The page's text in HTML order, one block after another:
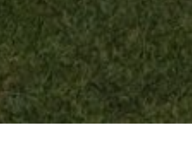
NUESTROS 2
Dedalos toca 2 mundos: el mundo del pueblo
con el mundo de la ciudad (todas las
enorme piscina para cada apartamento,